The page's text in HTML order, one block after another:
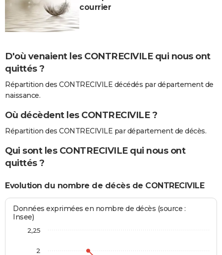
courrier
D'où venaient les CONTRECIVILE qui nous ont
quittés ?
Répartition des CONTRECIVILE décédés par département de
naissance.
Où décèdent les CONTRECIVILE ?
Répartition des CONTRECIVILE par département de décès.
Qui sont les CONTRECIVILE qui nous ont
quittés ?
Evolution du nombre de décès de CONTRECIVILE
Données exprimées en nombre de décès (source :
Insee)
2
2,25